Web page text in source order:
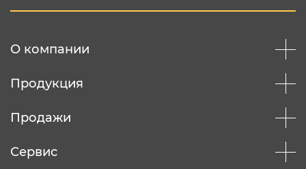
О компании
Продукция
Продажи
Сервис